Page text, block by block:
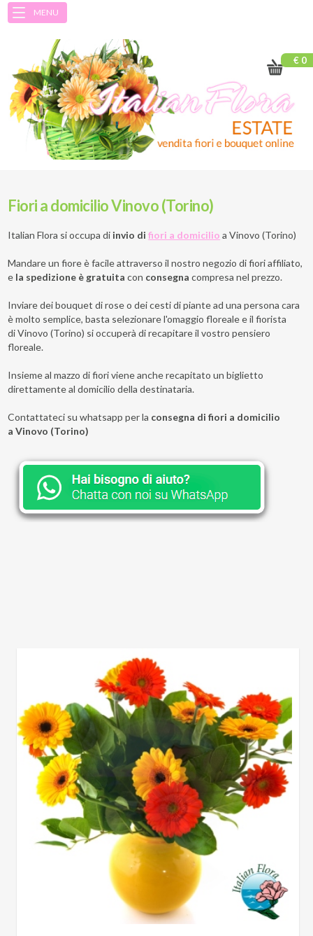
MENU
€ 0
Fiori a domicilio Vinovo (Torino)
Italian Flora si occupa di invio difiori a domicilio a Vinovo (Torino)
Mandare un fiore è facile attraverso il nostro negozio di fiori affiliato,
e la spedizione è gratuita con consegna compresa nel prezzo.
Inviare dei bouquet di rose o dei cesti di piante ad una persona cara
è molto semplice, basta selezionare l'omaggio floreale e il fiorista
di Vinovo (Torino) si occuperà di recapitare il vostro pensiero
floreale.
Insieme al mazzo di fiori viene anche recapitato un biglietto
direttamente al domicilio della destinataria.
Contattateci su whatsapp per la consegna di fiori a domicilio
a Vinovo (Torino)